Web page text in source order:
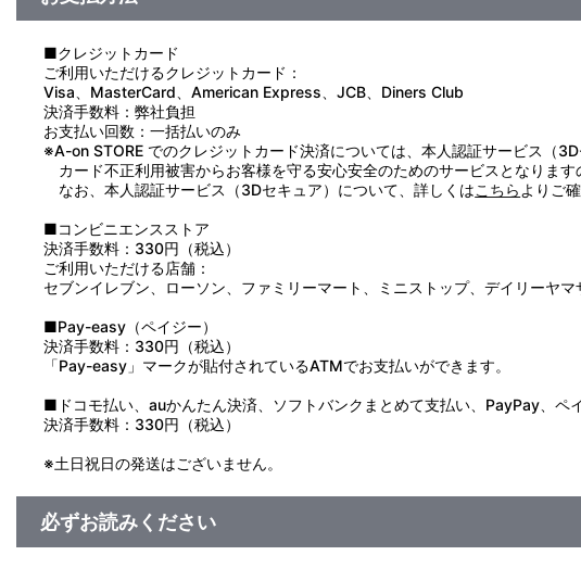
●極度のつば折り、生地の引っ張りは破損・変形の原因になりますのでお避け
●表面の刺繍部分は縫い目の開き、引っかかりにご注意ください。
●刺繍部分へのアイロンはお避けください。
■クレジットカード
ご利用いただけるクレジットカード：
Visa、MasterCard、American Express、JCB、Diners Club
決済手数料：弊社負担
お支払い回数：一括払いのみ
※A-on STORE でのクレジットカード決済については、本人認証サービス（
カード不正利用被害からお客様を守る安心安全のためのサービスとなりま
なお、本人認証サービス（3Dセキュア）について、詳しくはこちらよりご
■コンビニエンスストア
決済手数料：330円（税込）
ご利用いただける店舗：
セブンイレブン、ローソン、ファミリーマート、ミニストップ、デイリーヤマ
■Pay-easy（ペイジー）
決済手数料：330円（税込）
「Pay-easy」マークが貼付されているATMでお支払いができます。
■ドコモ払い、auかんたん決済、ソフトバンクまとめて支払い、PayPay、
決済手数料：330円（税込）
※土日祝日の発送はございません。
必ずお読みください